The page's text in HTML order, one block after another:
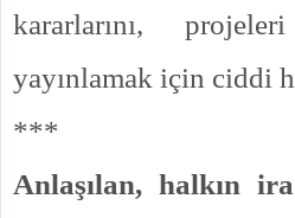
kararlarını,
yayınlamak için ciddi
***
Anlaşılan, halkın